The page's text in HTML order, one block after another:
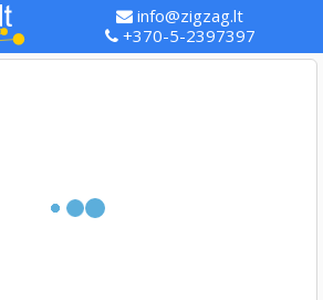
info@zigzag.lt
+370-5-2397397